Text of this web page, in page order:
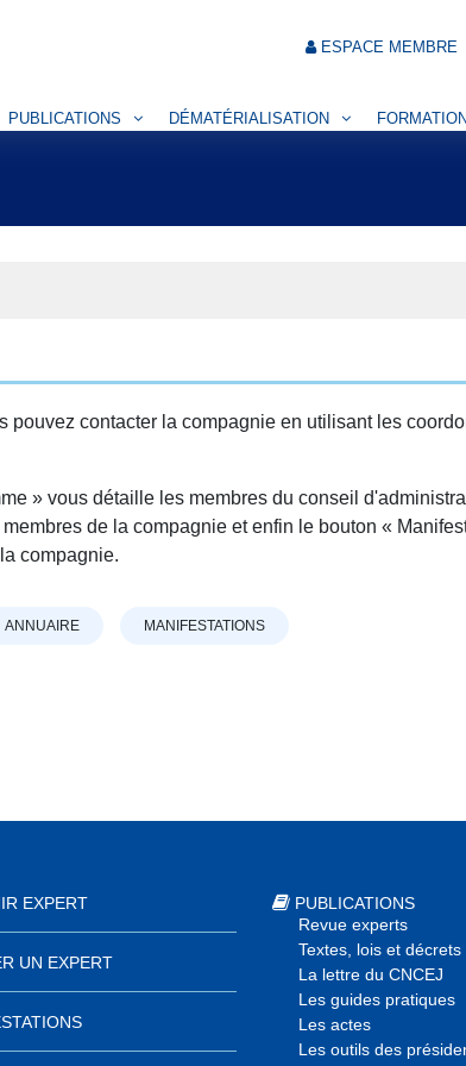
ESPACE MEMBRE
PUBLICATIONS DÉMATÉRIALISATION FORMATION
pouvez contacter la compagnie en utilisant les
» vous détaille les membres du conseil
de la compagnie et enfin le bouton «
compagnie.
ANNUAIRE MANIFESTATIONS
EXPERT
UN EXPERT
PUBLICATIONS
Revue experts
Textes, lois et décrets
La lettre du CNCEJ
Les guides pratiques
Les actes
Les outils des